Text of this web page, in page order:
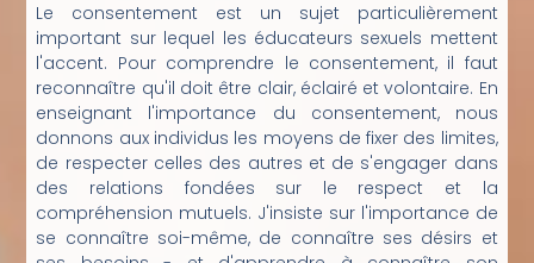
Le consentement est un sujet particulièrement
important sur lequel les éducateurs sexuels mettent
l'accent. Pour comprendre le consentement, il faut
reconnaître qu'il doit être clair, éclairé et volontaire. En
enseignant l'importance du consentement, nous
donnons aux individus les moyens de fixer des limites,
de respecter celles des autres et de s'engager dans
des relations fondées sur le respect et la
compréhension mutuels. J'insiste sur l'importance de
se connaître soi-même, de connaître ses désirs et